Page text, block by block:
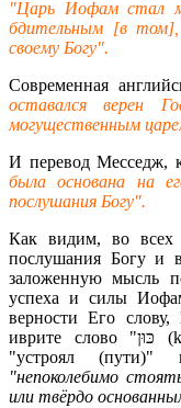
"Царь Иофам стал
бдительным [в
своему Богу".
Современная
оставался верен
могущественным
И перевод Месседж,
была основана на
послушания Богу".
Как видим, во всех
послушания Богу и
заложенную мысль
успеха и силы
верности Его
иврите слово "כּוּן (kûn [koon])", которое переведено как
"устроял (пути)"
"непоколебимо
или твёрдо